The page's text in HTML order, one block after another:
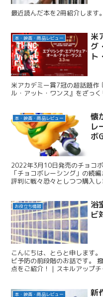
最近読んだ本を2冊紹介します。
本・映画・商品レビュー
米
グ
ト
米アカデミー賞7冠の超話題作
ル・アット・ワンス』をざっく
本・映画・商品レビュー
懐
レ
ボ
2022年3月10日発売のチョコ
「チョコボレーシング」の続
評判に戦々恐々としつつ購入
お役立ち情報
浴
ビ
こんにちは、とらと申します
ビ予防の前段階のお話です。
点をご紹介！ | スキルアップ
本・映画・商品レビュー
新